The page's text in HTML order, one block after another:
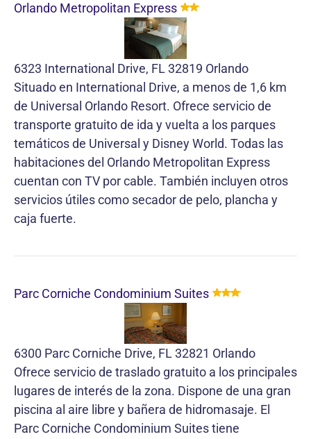
Orlando Metropolitan Express
6323 International Drive, FL 32819 Orlando
Situado en International Drive, a menos de 1,6 km
de Universal Orlando Resort. Ofrece servicio de
transporte gratuito de ida y vuelta a los parques
temáticos de Universal y Disney World. Todas las
habitaciones del Orlando Metropolitan Express
cuentan con TV por cable. También incluyen otros
servicios útiles como secador de pelo, plancha y
caja fuerte.
Parc Corniche Condominium Suites
6300 Parc Corniche Drive, FL 32821 Orlando
Ofrece servicio de traslado gratuito a los principales
lugares de interés de la zona. Dispone de una gran
piscina al aire libre y bañera de hidromasaje. El
Parc Corniche Condominium Suites tiene